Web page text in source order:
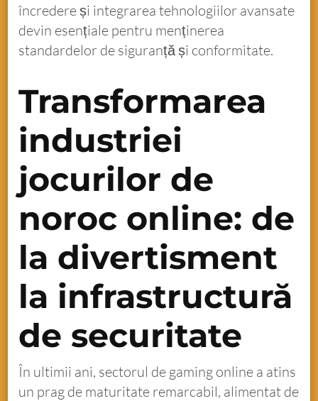
încredere și integrarea tehnologiilor avansate
devin esențiale pentru menținerea
standardelor de siguranță și conformitate.
Transformarea
industriei
jocurilor de
noroc online: de
la divertisment
la infrastructură
de securitate
În ultimii ani, sectorul de gaming online a atins
un prag de maturitate remarcabil, alimentat de